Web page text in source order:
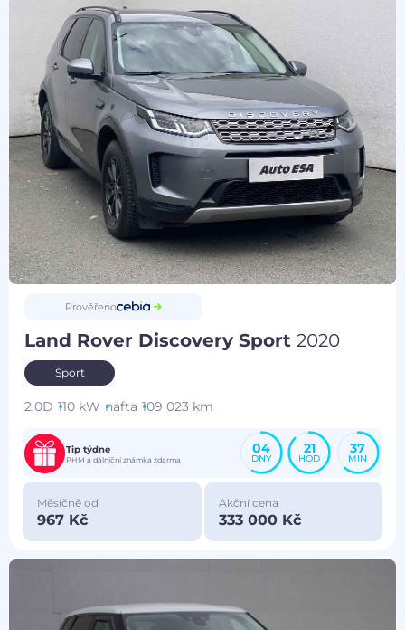
Prověřeno
Land Rover Discovery Sport2020
Sport
2.0D 110 kW nafta 109 023 km
Tip týdne
PHM a dálniční známka zdarma
04
DNY
21
HOD
37
MIN
Měsíčně od
967 Kč
Akční cena
333 000 Kč